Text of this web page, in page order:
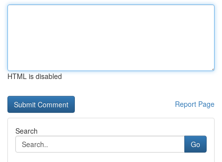
HTML is disabled
Report Page
Search
Go